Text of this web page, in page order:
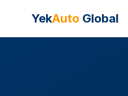
YekAuto Global